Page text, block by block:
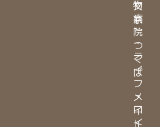
物
病
院
つ
く
ば
・
ロ
イ
文
京
・
ラ
イ
フ
メ
イ
ト